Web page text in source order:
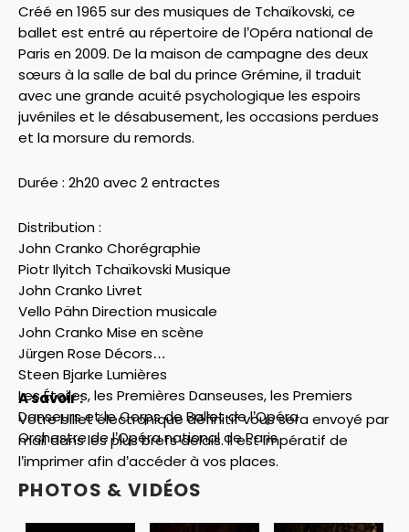
Créé en 1965 sur des musiques de Tchaïkovski, ce
ballet est entré au répertoire de l’Opéra national de
Paris en 2009. De la maison de campagne des deux
sœurs à la salle de bal du prince Grémine, il traduit
avec une grande acuité psychologique les espoirs
juvéniles et le désabusement, les occasions perdues
et la morsure du remords.
Durée : 2h20 avec 2 entractes
Distribution :
John Cranko Chorégraphie
Piotr Ilyitch Tchaïkovski Musique
John Cranko Livret
Vello Pähn Direction musicale
John Cranko Mise en scène
Jürgen Rose Décors
Steen Bjarke Lumières
Les Étoiles, les Premières Danseuses, les Premiers
Danseurs et le Corps de Ballet de l’Opéra
Orchestre de l’Opéra national de Paris
A savoir :
Votre billet électronique définitif vous sera envoyé par
mail dans les plus brefs délais. Il est impératif de
l’imprimer afin d’accéder à vos places.
PHOTOS & VIDÉOS